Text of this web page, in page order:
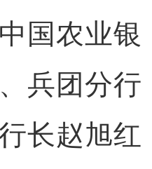
国农业银
兵团分行
长赵旭红